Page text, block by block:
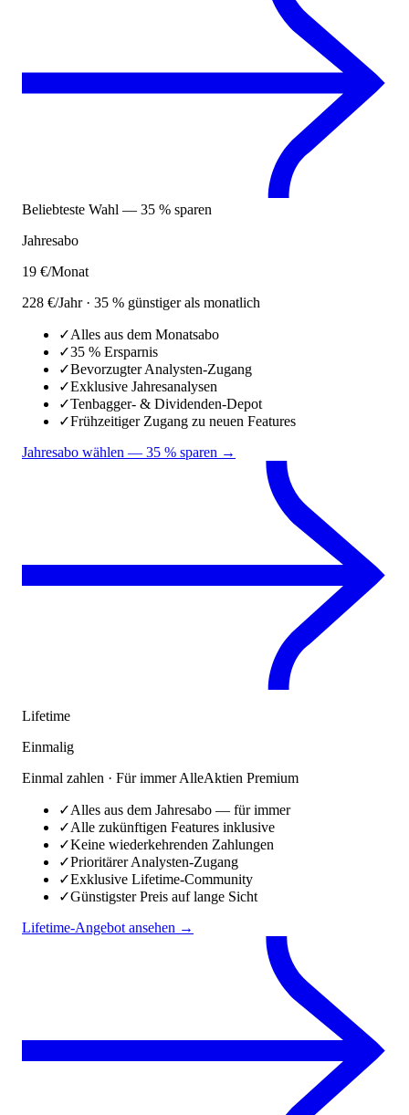
Beliebteste Wahl — 35 % sparen
Jahresabo
19 €/Monat
228 €/Jahr · 35 % günstiger als monatlich
✓Alles aus dem Monatsabo
✓35 % Ersparnis
✓Bevorzugter Analysten-Zugang
✓Exklusive Jahresanalysen
✓Tenbagger- & Dividenden-Depot
✓Frühzeitiger Zugang zu neuen Features
Jahresabo wählen — 35 % sparen →
Lifetime
Einmalig
Einmal zahlen · Für immer AlleAktien Premium
✓Alles aus dem Jahresabo — für immer
✓Alle zukünftigen Features inklusive
✓Keine wiederkehrenden Zahlungen
✓Prioritärer Analysten-Zugang
✓Exklusive Lifetime-Community
✓Günstigster Preis auf lange Sicht
Lifetime-Angebot ansehen →